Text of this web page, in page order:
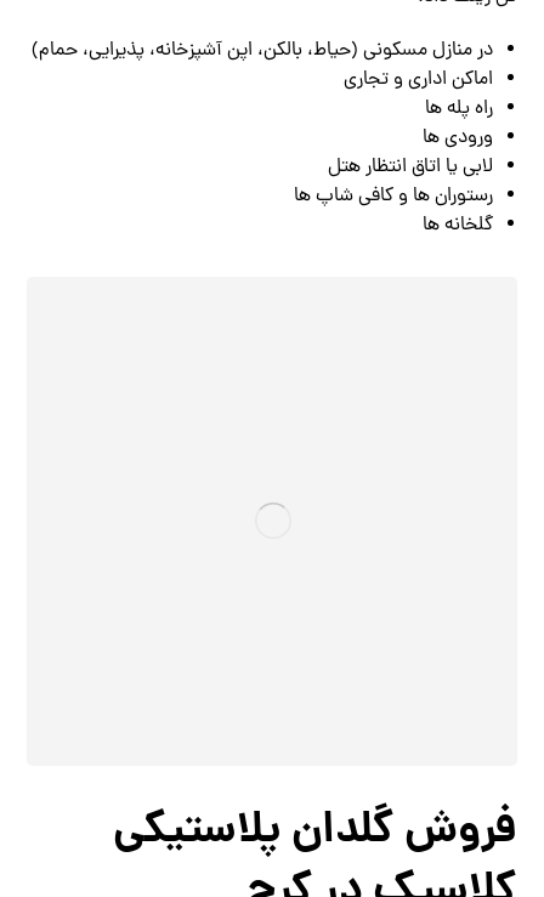
در منازل مسکونی (حیاط، بالکن، اپن آشپزخانه، پذیرایی، حمام)
اماکن اداری و تجاری
راه پله ها
ورودی ها
لابی یا اتاق انتظار هتل
رستوران ها و کافی شاپ ها
گلخانه ها
فروش گلدان پلاستیکی